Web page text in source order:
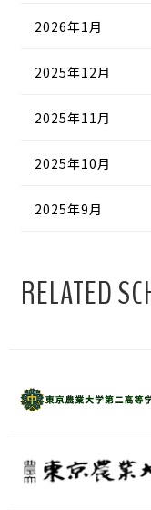
2026年1月
2025年12月
2025年11月
2025年10月
2025年9月
RELATED